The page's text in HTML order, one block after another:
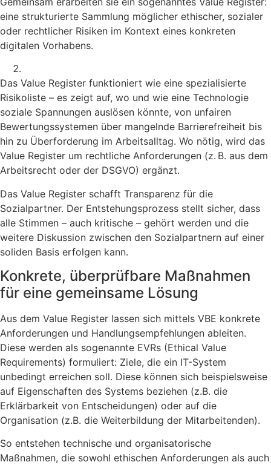
eine strukturierte Sammlung möglicher ethischer, sozialer
oder rechtlicher Risiken im Kontext eines konkreten
digitalen Vorhabens.
Das Value Register funktioniert wie eine spezialisierte
Risikoliste – es zeigt auf, wo und wie eine Technologie
soziale Spannungen auslösen könnte, von unfairen
Bewertungssystemen über mangelnde Barrierefreiheit bis
hin zu Überforderung im Arbeitsalltag. Wo nötig, wird das
Value Register um rechtliche Anforderungen (z. B. aus dem
Arbeitsrecht oder der DSGVO) ergänzt.
Das Value Register schafft Transparenz für die
Sozialpartner. Der Entstehungsprozess stellt sicher, dass
alle Stimmen – auch kritische – gehört werden und die
weitere Diskussion zwischen den Sozialpartnern auf einer
soliden Basis erfolgen kann.
Konkrete, überprüfbare Maßnahmen
für eine gemeinsame Lösung
Aus dem Value Register lassen sich mittels VBE konkrete
Anforderungen und Handlungsempfehlungen ableiten.
Diese werden als sogenannte EVRs (Ethical Value
Requirements) formuliert: Ziele, die ein IT-System
unbedingt erreichen soll. Diese können sich beispielsweise
auf Eigenschaften des Systems beziehen (z.B. die
Erklärbarkeit von Entscheidungen) oder auf die
Organisation (z.B. die Weiterbildung der Mitarbeitenden).
So entstehen technische und organisatorische
Maßnahmen, die sowohl ethischen Anforderungen als auch